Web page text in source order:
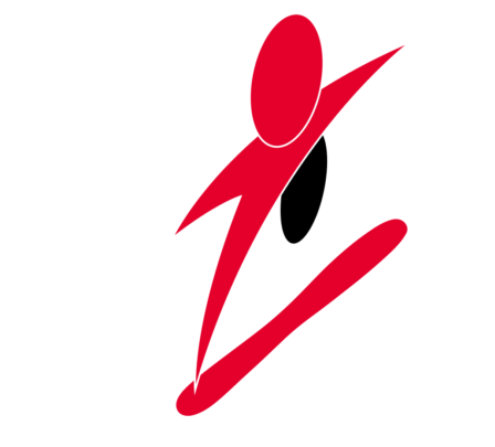
ZOLD_Sobre CDIA
[et_pb_section fb_built=»1″ admin_label=»Hero»
custom_padding=»0|0px|19px|0px|false|false»
bottom_divider_height=»0px» border_width_bottom=»1px»
border_color_bottom=»#efefef»][et_pb_row
column_structure=»1_2,1_2″ _builder_version=»3.25″
width=»100%» max_width=»100%»
custom_margin=»|auto|-6px|auto||» custom_margin_tablet=»||0px|»
custom_margin_last_edited=»on|desktop»
custom_padding=»0|0px|17px|0px|false|false»
use_custom_width=»on» width_unit=»off»
custom_width_percent=»100%»][et_pb_column type=»1_2″
_builder_version=»3.25″ custom_padding=»6%||6%|12%»